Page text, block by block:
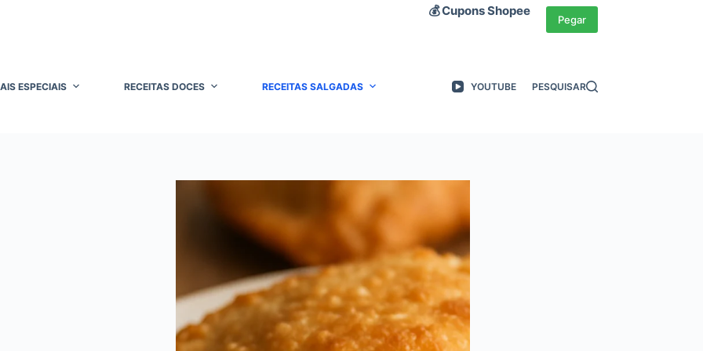
💰 Cupons Shopee
Pegar
ESPECIAIS RECEITAS DOCES RECEITAS SALGADAS YOUTUBE PESQUISAR